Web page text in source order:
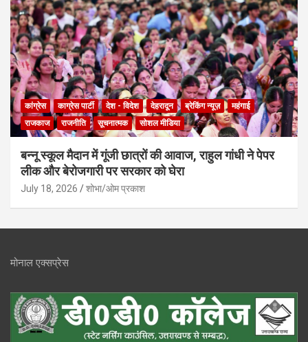
कांग्रेस काग्रेस पार्टी देश - विदेश देहरादून ब्रेकिंग न्यूज़
महंगाई
राजकाज
राजनीति सूचनात्मक सोशल मीडिया
बन्नू स्कूल मैदान में गूंजी छात्रों की आवाज, राहुल गांधी ने पेपर
लीक और बेरोजगारी पर सरकार को घेरा
July 18, 2026 शोभा/ओम प्रकाश
मोनाल एक्सप्रेस